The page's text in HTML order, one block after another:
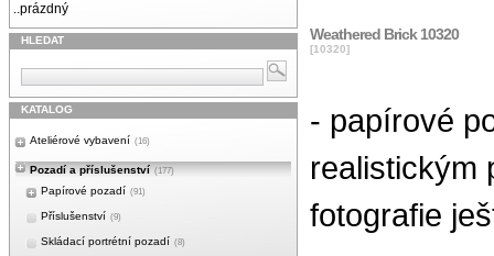
..prázdný
HLEDAT
KATALOG
Ateliérové vybavení (16)
Pozadí a příslušenství (177)
Papírové pozadí (91)
Příslušenství (9)
Skládací portrétní pozadí (8)
Weathered Brick 10320
[10320]
- papírové
realistickým
fotografie